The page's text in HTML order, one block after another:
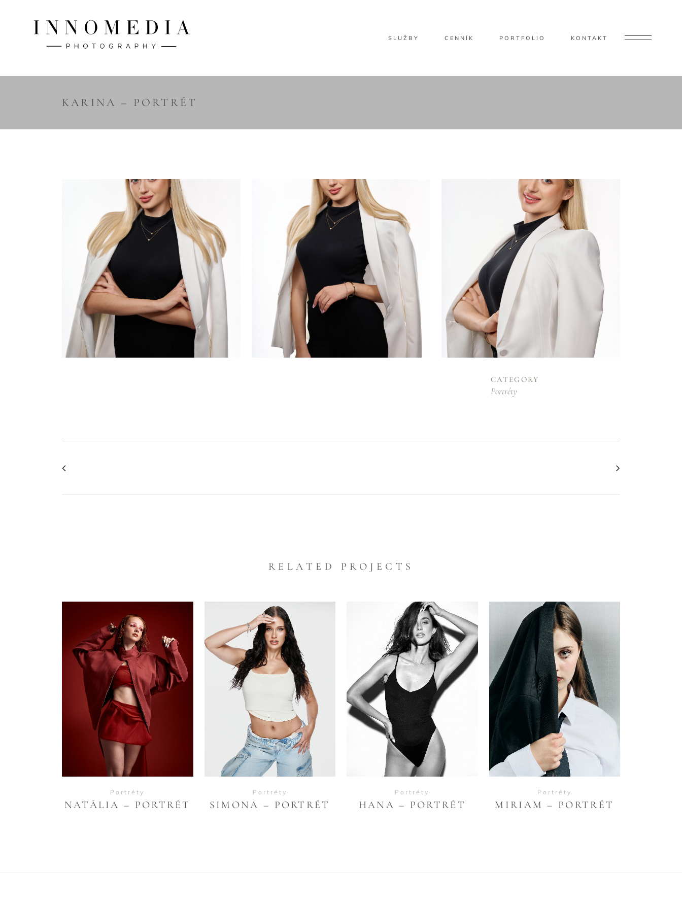
SLUŽBY CENNÍK PORTFOLIO KONTAKT
KARINA – PORTRÉT
CATEGORY
Portréty
RELATED PROJECTS
VIEW
NATÁLIA – PORTRÉT
Portréty
SIMONA – PORTRÉT
Portréty
VIEW
HANA – PORTRÉT
Portréty
VIEW
MIRIAM – PORTRÉT
Portréty